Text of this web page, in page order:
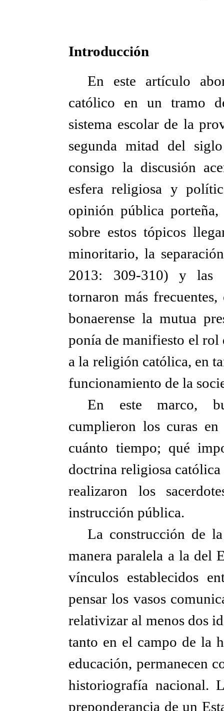
Introducción
En este artículo
católico en un tramo
sistema escolar de la
segunda mitad del
consigo la discusión
esfera religiosa y
opinión pública
sobre estos tópicos
minoritario, la
2013: 309-310) y las
tornaron más
bonaerense la mutua
ponía de manifiesto el rol
a la religión católica, en
funcionamiento de la
En este marco,
cumplieron los curas
cuánto tiempo; qué
doctrina religiosa católica
realizaron los
instrucción pública.
La construcción de
manera paralela a la del
vínculos establecidos
pensar los vasos
relativizar al menos dos
tanto en el campo de la
educación, permanecen
historiografía nacional.
preponderancia de un